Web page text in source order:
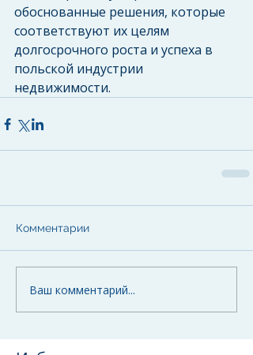
обоснованные решения, которые
соответствуют их целям
долгосрочного роста и успеха в
польской индустрии
недвижимости.
Комментарии
Ваш комментарий...